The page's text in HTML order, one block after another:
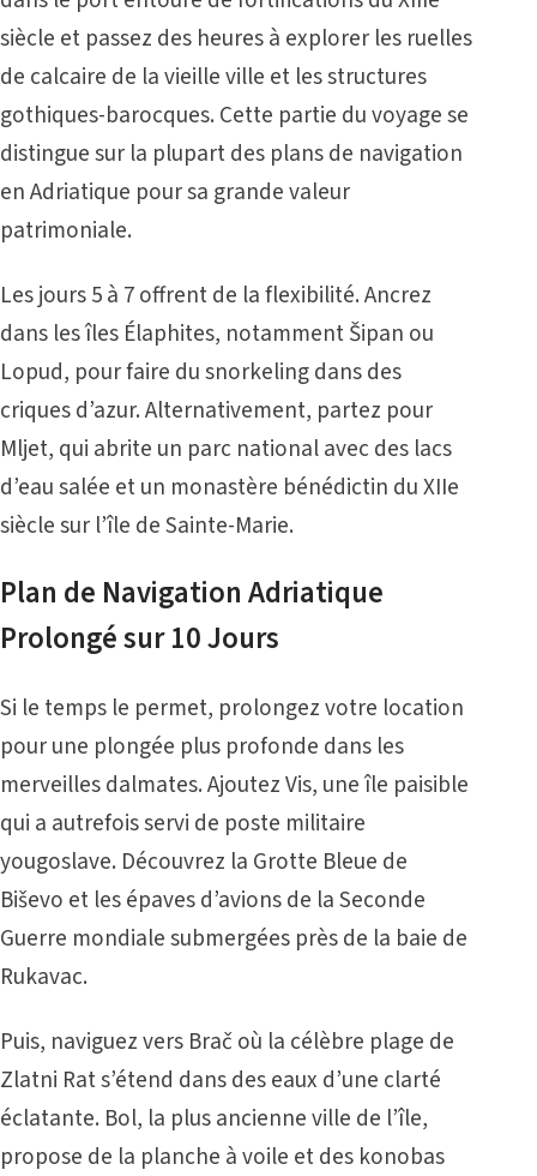
siècle et passez des heures à explorer les ruelles
de calcaire de la vieille ville et les structures
gothiques-barocques. Cette partie du voyage se
distingue sur la plupart des plans de navigation
en Adriatique pour sa grande valeur
patrimoniale.
Les jours 5 à 7 offrent de la flexibilité. Ancrez
dans les îles Élaphites, notamment Šipan ou
Lopud, pour faire du snorkeling dans des
criques d’azur. Alternativement, partez pour
Mljet, qui abrite un parc national avec des lacs
d’eau salée et un monastère bénédictin du XIIe
siècle sur l’île de Sainte-Marie.
Plan de Navigation Adriatique
Prolongé sur 10 Jours
Si le temps le permet, prolongez votre location
pour une plongée plus profonde dans les
merveilles dalmates. Ajoutez Vis, une île paisible
qui a autrefois servi de poste militaire
yougoslave. Découvrez la Grotte Bleue de
Biševo et les épaves d’avions de la Seconde
Guerre mondiale submergées près de la baie de
Rukavac.
Puis, naviguez vers Brač où la célèbre plage de
Zlatni Rat s’étend dans des eaux d’une clarté
éclatante. Bol, la plus ancienne ville de l’île,
propose de la planche à voile et des konobas